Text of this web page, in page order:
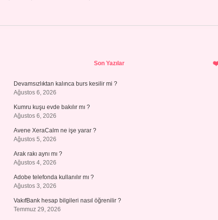
Son Yazılar
Devamsızlıktan kalınca burs kesilir mi ?
Ağustos 6, 2026
Kumru kuşu evde bakılır mı ?
Ağustos 6, 2026
Avene XeraCalm ne işe yarar ?
Ağustos 5, 2026
Arak rakı aynı mı ?
Ağustos 4, 2026
Adobe telefonda kullanılır mı ?
Ağustos 3, 2026
VakıfBank hesap bilgileri nasıl öğrenilir ?
Temmuz 29, 2026